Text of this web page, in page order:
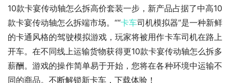
10款卡宴传动轴怎么拆高价套装一步，新产品占据了中高10
款卡宴传动轴怎么拆端市场。““卡车司机模拟器”是一种新鲜
的卡通风格的驾驶模拟游戏，玩家将被用作卡车司机在路上
开车。在不同线上运输货物获得更10款卡宴传动轴怎么拆多
薪酬。游戏的操作简单易于开始，您将在各种环境中运输不
同的商品。不断解锁新卡车，下载体验！